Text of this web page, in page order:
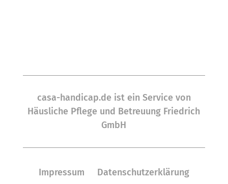
casa-handicap.de ist ein Service von
Häusliche Pflege und Betreuung Friedrich
GmbH
Impressum Datenschutzerklärung